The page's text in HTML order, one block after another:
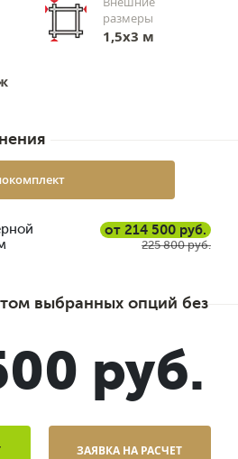
размеры
1,5x3 м
от 214 500 руб.
225 800 руб.
выбранных опций без
руб.
ЗАЯВКА НА РАСЧЕТ